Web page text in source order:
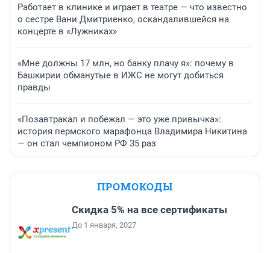
Работает в клинике и играет в театре — что известно
о сестре Вани Дмитриенко, оскандалившейся на
концерте в «Лужниках»
«Мне должны 17 млн, но банку плачу я»: почему в
Башкирии обманутые в ИЖС не могут добиться
правды
«Позавтракал и побежал — это уже привычка»:
история пермского марафонца Владимира Никитина
— он стал чемпионом РФ 35 раз
ПРОМОКОДЫ
Скидка 5% на все сертификаты
До 1 января, 2027